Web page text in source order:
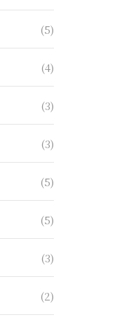
(5)
(4)
(3)
(3)
(5)
(5)
(3)
(2)